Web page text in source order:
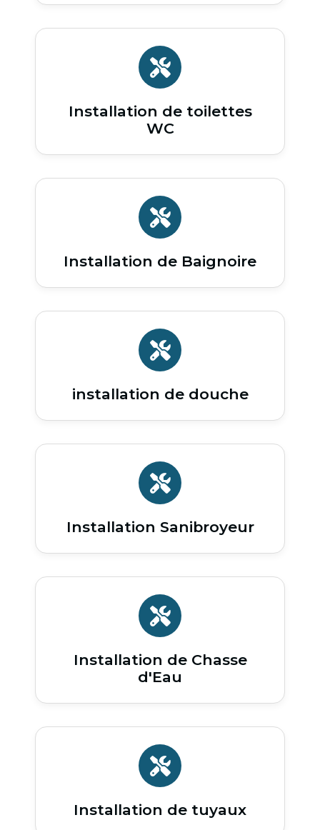
Installation de toilettes
WC
Installation de Baignoire
installation de douche
Installation Sanibroyeur
Installation de Chasse
d'Eau
Installation de tuyaux